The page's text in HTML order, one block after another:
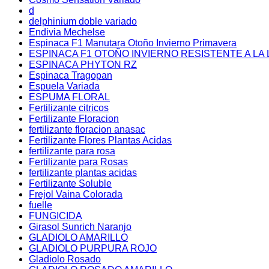
d
delphinium doble variado
Endivia Mechelse
Espinaca F1 Manutara Otoño Invierno Primavera
ESPINACA F1 OTOÑO INVIERNO RESISTENTE A LA
ESPINACA PHYTON RZ
Espinaca Tragopan
Espuela Variada
ESPUMA FLORAL
Fertilizante citricos
Fertilizante Floracion
fertilizante floracion anasac
Fertilizante Flores Plantas Acidas
fertilizante para rosa
Fertilizante para Rosas
fertilizante plantas acidas
Fertilizante Soluble
Frejol Vaina Colorada
fuelle
FUNGICIDA
Girasol Sunrich Naranjo
GLADIOLO AMARILLO
GLADIOLO PURPURA ROJO
Gladiolo Rosado